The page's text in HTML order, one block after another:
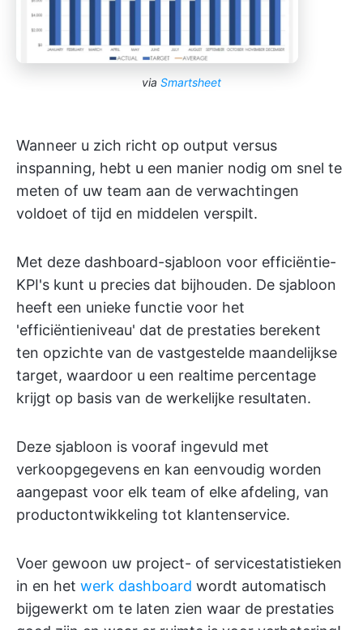
via Smartsheet
Wanneer u zich richt op output versus
inspanning, hebt u een manier nodig om snel te
meten of uw team aan de verwachtingen
voldoet of tijd en middelen verspilt.
Met deze dashboard-sjabloon voor efficiëntie-
KPI's kunt u precies dat bijhouden. De sjabloon
heeft een unieke functie voor het
'efficiëntieniveau' dat de prestaties berekent
ten opzichte van de vastgestelde maandelijkse
target, waardoor u een realtime percentage
krijgt op basis van de werkelijke resultaten.
Deze sjabloon is vooraf ingevuld met
verkoopgegevens en kan eenvoudig worden
aangepast voor elk team of elke afdeling, van
productontwikkeling tot klantenservice.
Voer gewoon uw project- of servicestatistieken
in en het werk dashboard wordt automatisch
bijgewerkt om te laten zien waar de prestaties